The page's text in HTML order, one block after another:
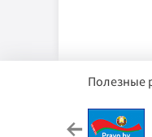
Полезные